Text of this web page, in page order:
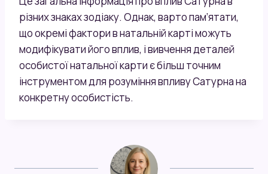
різних знаках зодіаку. Однак, варто пам’ятати,
що окремі фактори в натальній карті можуть
модифікувати його вплив, і вивчення деталей
особистої натальної карти є більш точним
інструментом для розуміння впливу Сатурна на
конкретну особистість.